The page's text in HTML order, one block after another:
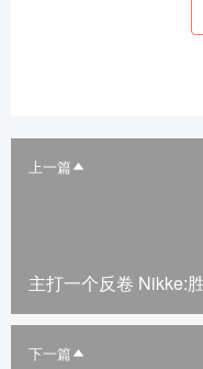
上一篇
主打一个反卷 Nikke:
下一篇